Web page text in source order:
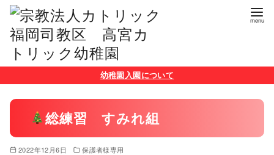
幼稚園入園について
総練習 すみれ組
2022年12月6日 保護者様専用